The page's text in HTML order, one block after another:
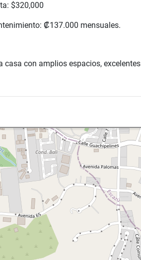
$320,000
₡137.000 mensuales.
casa con amplios espacios,